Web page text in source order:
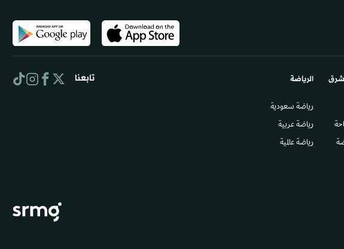
الرياضة
رياضة سعودية
رياضة عربية
رياضة عالمية
تابعنا